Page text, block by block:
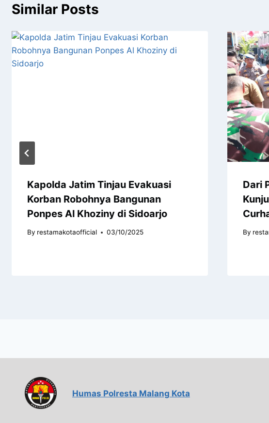
Similar Posts
Kapolda Jatim Tinjau Evakuasi
Korban Robohnya Bangunan
Ponpes Al Khoziny di Sidoarjo
By restamakotaofficial 03/10/2025
Dari
By
Humas Polresta Malang Kota